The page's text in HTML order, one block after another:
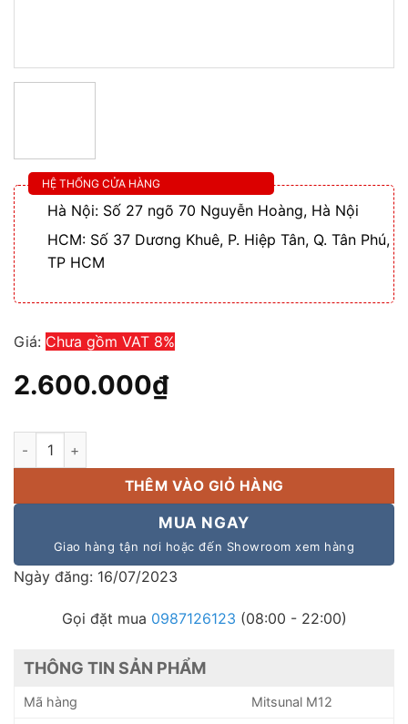
HỆ THỐNG CỬA HÀNG
Hà Nội: Số 27 ngõ 70 Nguyễn Hoàng, Hà Nội
HCM: Số 37 Dương Khuê, P. Hiệp Tân, Q. Tân Phú,
TP HCM
Giá: Chưa gồm VAT 8%
2.600.000₫
Loa kéo Mitsunal M12 Hàng Việt Nam, giá rẻ, Bảo hành 36
THÊM VÀO GIỎ HÀNG
MUA NGAY
Giao hàng tận nơi hoặc đến Showroom xem hàng
Ngày đăng: 16/07/2023
Gọi đặt mua 0987126123 (08:00 - 22:00)
THÔNG TIN SẢN PHẨM
Mã hàng Mitsunal M12